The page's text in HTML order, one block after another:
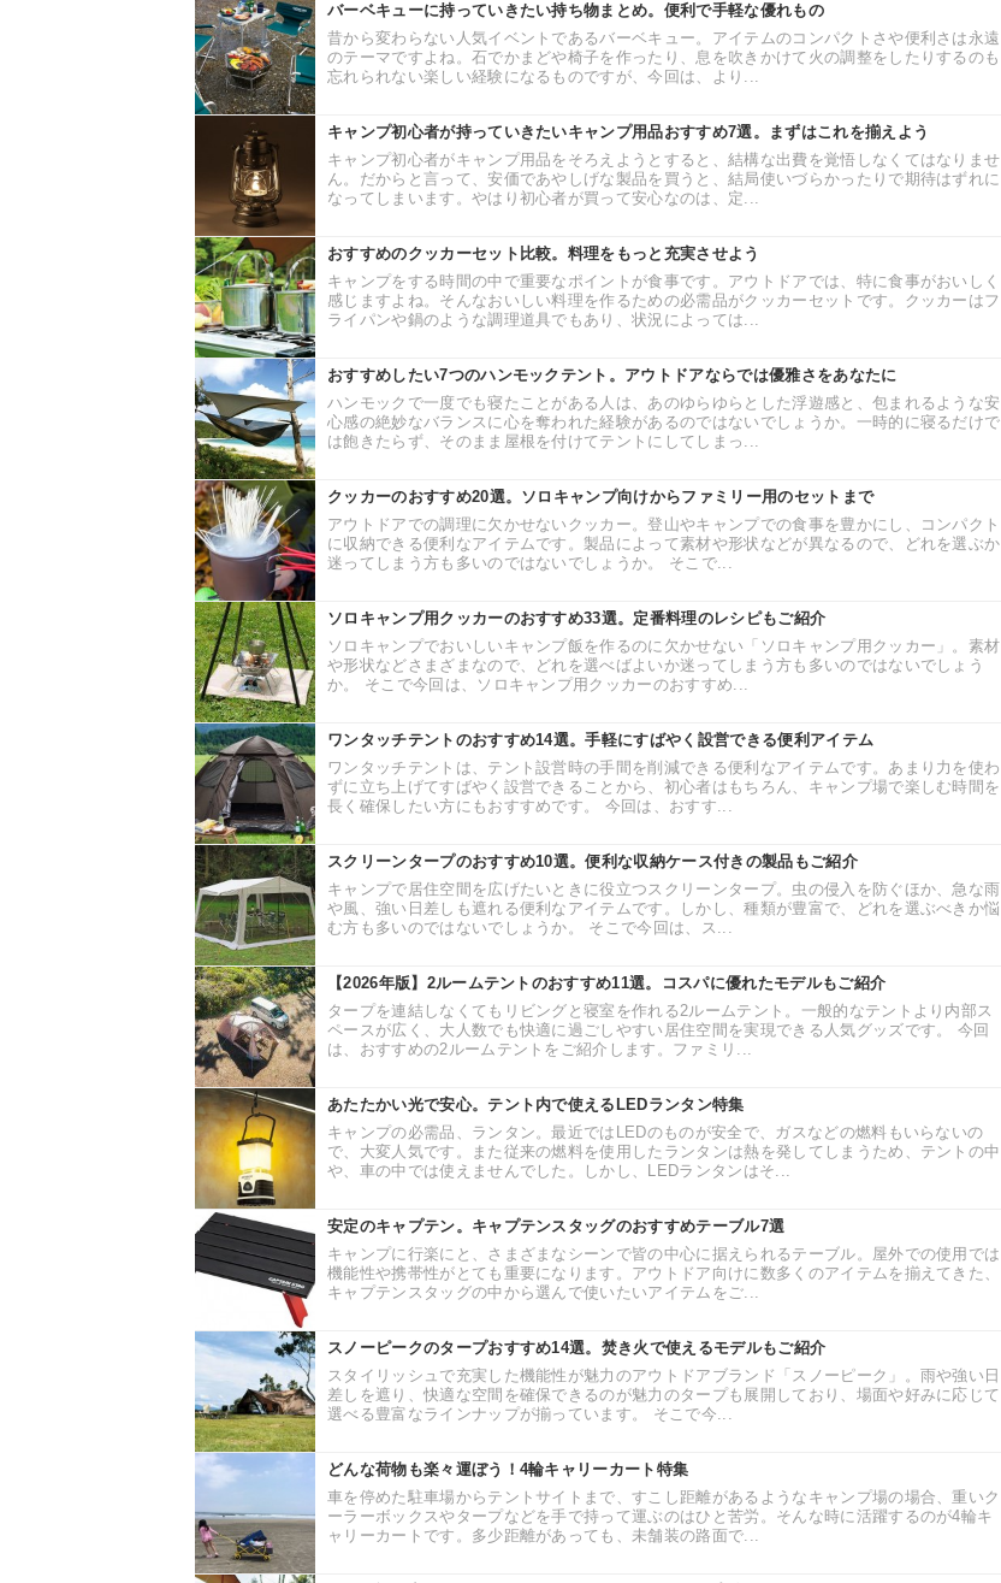
バーベキューに持っていきたい持ち物まとめ。便利で手軽な優れもの
昔から変わらない人気イベントであるバーベキュー。アイテムのコンパクトさや便利さは永遠
のテーマですよね。石でかまどや椅子を作ったり、息を吹きかけて火の調整をしたりするのも
忘れられない楽しい経験になるものですが、今回は、より...
キャンプ初心者が持っていきたいキャンプ用品おすすめ7選。まずはこれを揃えよう
キャンプ初心者がキャンプ用品をそろえようとすると、結構な出費を覚悟しなくてはなりませ
ん。だからと言って、安価であやしげな製品を買うと、結局使いづらかったりで期待はずれに
なってしまいます。やはり初心者が買って安心なのは、定...
おすすめのクッカーセット比較。料理をもっと充実させよう
キャンプをする時間の中で重要なポイントが食事です。アウトドアでは、特に食事がおいしく
感じますよね。そんなおいしい料理を作るための必需品がクッカーセットです。クッカーはフ
ライパンや鍋のような調理道具でもあり、状況によっては...
おすすめしたい7つのハンモックテント。アウトドアならでは優雅さをあなたに
ハンモックで一度でも寝たことがある人は、あのゆらゆらとした浮遊感と、包まれるような安
心感の絶妙なバランスに心を奪われた経験があるのではないでしょうか。一時的に寝るだけで
は飽きたらず、そのまま屋根を付けてテントにしてしまっ...
クッカーのおすすめ20選。ソロキャンプ向けからファミリー用のセットまで
アウトドアでの調理に欠かせないクッカー。登山やキャンプでの食事を豊かにし、コンパクト
に収納できる便利なアイテムです。製品によって素材や形状などが異なるので、どれを選ぶか
迷ってしまう方も多いのではないでしょうか。 そこで...
ソロキャンプ用クッカーのおすすめ33選。定番料理のレシピもご紹介
ソロキャンプでおいしいキャンプ飯を作るのに欠かせない「ソロキャンプ用クッカー」。素材
や形状などさまざまなので、どれを選べばよいか迷ってしまう方も多いのではないでしょう
か。 そこで今回は、ソロキャンプ用クッカーのおすすめ...
ワンタッチテントのおすすめ14選。手軽にすばやく設営できる便利アイテム
ワンタッチテントは、テント設営時の手間を削減できる便利なアイテムです。あまり力を使わ
ずに立ち上げてすばやく設営できることから、初心者はもちろん、キャンプ場で楽しむ時間を
長く確保したい方にもおすすめです。 今回は、おすす...
スクリーンタープのおすすめ10選。便利な収納ケース付きの製品もご紹介
キャンプで居住空間を広げたいときに役立つスクリーンタープ。虫の侵入を防ぐほか、急な雨
や風、強い日差しも遮れる便利なアイテムです。しかし、種類が豊富で、どれを選ぶべきか悩
む方も多いのではないでしょうか。 そこで今回は、ス...
【2026年版】2ルームテントのおすすめ11選。コスパに優れたモデルもご紹介
タープを連結しなくてもリビングと寝室を作れる2ルームテント。一般的なテントより内部ス
ペースが広く、大人数でも快適に過ごしやすい居住空間を実現できる人気グッズです。 今回
は、おすすめの2ルームテントをご紹介します。ファミリ...
あたたかい光で安心。テント内で使えるLEDランタン特集
キャンプの必需品、ランタン。最近ではLEDのものが安全で、ガスなどの燃料もいらないの
で、大変人気です。また従来の燃料を使用したランタンは熱を発してしまうため、テントの中
や、車の中では使えませんでした。しかし、LEDランタンはそ...
安定のキャプテン。キャプテンスタッグのおすすめテーブル7選
キャンプに行楽にと、さまざまなシーンで皆の中心に据えられるテーブル。屋外での使用では
機能性や携帯性がとても重要になります。アウトドア向けに数多くのアイテムを揃えてきた、
キャプテンスタッグの中から選んで使いたいアイテムをご...
スノーピークのタープおすすめ14選。焚き火で使えるモデルもご紹介
スタイリッシュで充実した機能性が魅力のアウトドアブランド「スノーピーク」。雨や強い日
差しを遮り、快適な空間を確保できるのが魅力のタープも展開しており、場面や好みに応じて
選べる豊富なラインナップが揃っています。 そこで今...
どんな荷物も楽々運ぼう！4輪キャリーカート特集
車を停めた駐車場からテントサイトまで、すこし距離があるようなキャンプ場の場合、重いク
ーラーボックスやタープなどを手で持って運ぶのはひと苦労。そんな時に活躍するのが4輪キ
ャリーカートです。多少距離があっても、未舗装の路面で...